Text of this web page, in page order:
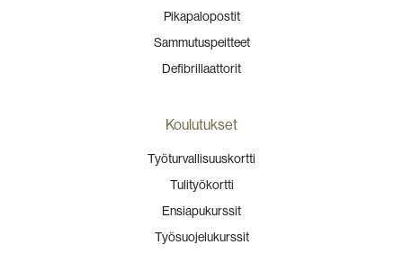
Pikapalopostit
Sammutuspeitteet
Defibrillaattorit
Koulutukset
Työturvallisuuskortti
Tulityökortti
Ensiapukurssit
Työsuojelukurssit